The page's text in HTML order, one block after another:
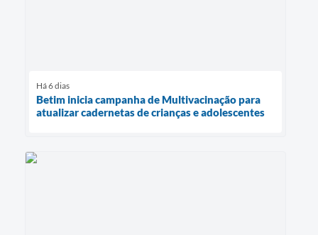
Há 6 dias
Betim inicia campanha de Multivacinação para
atualizar cadernetas de crianças e adolescentes